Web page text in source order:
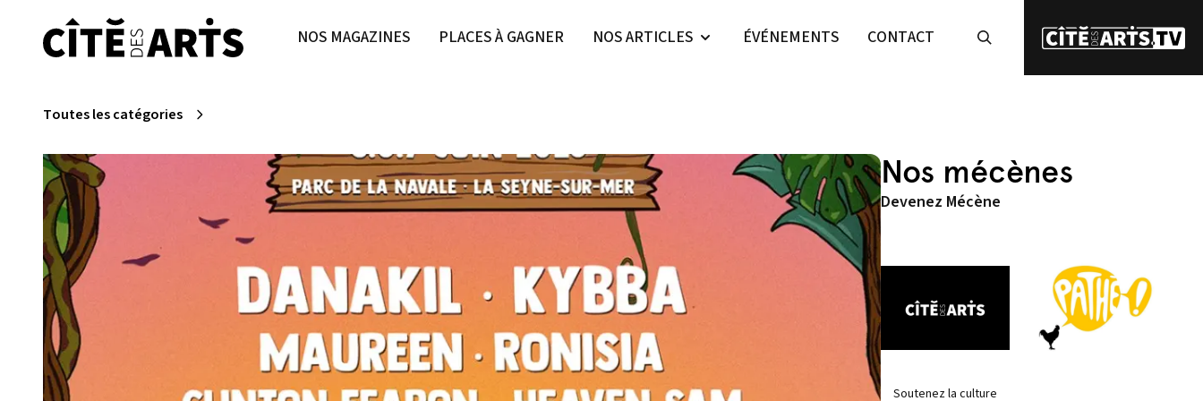
NOS MAGAZINES PLACES À GAGNER NOS ARTICLES ÉVÉNEMENTS CONTACT
Toutes les catégories
Nos mécènes
Devenez Mécène
Soutenez la culture